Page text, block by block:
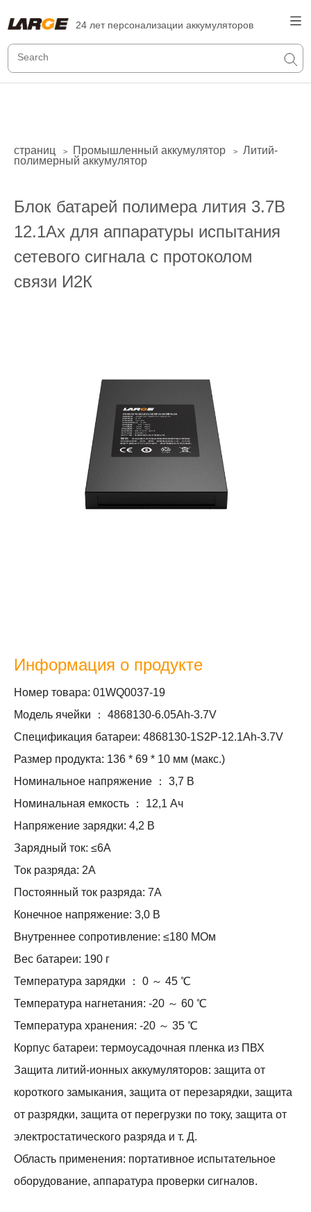
24 лет персонализации аккумуляторов
страниц > Промышленный аккумулятор >
Литий-
полимерный аккумулятор
Блок батарей полимера лития 3.7В
12.1Ах для аппаратуры испытания
сетевого сигнала с протоколом
связи И2К
Информация о продукте
Номер товара: 01WQ0037-19
Модель ячейки ： 4868130-6.05Ah-3.7V
Спецификация батареи: 4868130-1S2P-12.1Ah-3.7V
Размер продукта: 136 * 69 * 10 мм (макс.)
Номинальное напряжение ： 3,7 В
Номинальная емкость ： 12,1 Ач
Напряжение зарядки: 4,2 В
Зарядный ток: ≤6А
Ток разряда: 2А
Постоянный ток разряда: 7А
Конечное напряжение: 3,0 В
Внутреннее сопротивление: ≤180 МОм
Вес батареи: 190 г
Температура зарядки ： 0 ～ 45 ℃
Температура нагнетания: -20 ～ 60 ℃
Температура хранения: -20 ～ 35 ℃
Корпус батареи: термоусадочная пленка из ПВХ
Защита литий-ионных аккумуляторов: защита от
короткого замыкания, защита от перезарядки, защита
от разрядки, защита от перегрузки по току, защита от
электростатического разряда и т. Д.
Область применения: портативное испытательное
оборудование, аппаратура проверки сигналов.